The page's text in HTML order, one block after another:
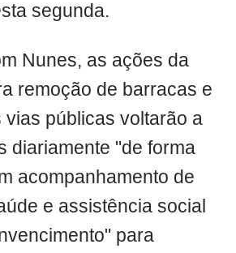
segunda.
Nunes, as ações da
remoção de barracas e
vias públicas voltarão a
diariamente "de forma
acompanhamento de
e assistência social
para